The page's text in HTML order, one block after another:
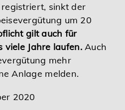
sinkt der
um 20
gilt auch für
viele Jahre laufen.Auch
mehr
Anlage melden.
2020